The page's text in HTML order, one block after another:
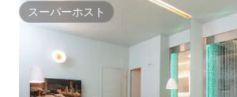
スーパーホスト
スーパーホスト